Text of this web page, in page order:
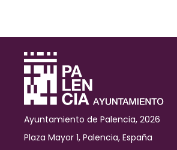
Libro
Ayuntamiento de Palencia, 2026
Plaza Mayor 1, Palencia, España